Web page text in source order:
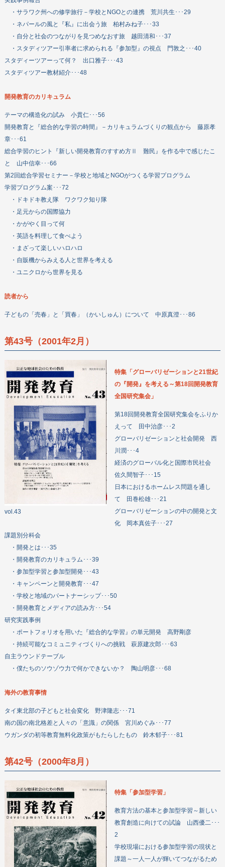
・サラワク州への修学旅行－学校とNGOとの連携 荒川共生･･･29
・ネパールの風と『私』に出会う旅 柏村みね子･･･33
・自分と社会のつながりを見つめなおす旅 越田清和･･･37
・スタディツアー引率者に求められる『参加型』の視点 門敦之･･･40
スタディーツアーって何？ 出口雅子･･･43
スタディツアー教材紹介･･･48
開発教育のカリキュラム
テーマの構造化の試み 小貫仁･･･56
開発教育と『総合的な学習の時間』－カリキュラムづくりの観点から 藤原孝
章･･･61
総合学習のヒント『新しい開発教育のすすめ方Ⅱ 難民』を作る中で感じたこ
と 山中信幸･･･66
第2回総合学習セミナー－学校と地域とNGOがつくる学習プログラム
学習プログラム案･･･72
・ドキドキ教え隊 ワクワク知り隊
・足元からの国際協力
・かがやく目って何
・英語を料理して食べよう
・まざって楽しいハロハロ
・自販機からみえる人と世界を考える
・ユニクロから世界を見る
読者から
子どもの「売春」と「買春」（かいしゅん）について 中原真澄･･･86
第43号（2001年2月）
vol.43
特集「グローバリゼーションと21世紀
の『開発』を考える～第18回開発教育
全国研究集会」
第18回開発教育全国研究集会をふりか
えって 田中治彦･･･2
グローバリゼーションと社会開発 西
川潤･･･4
経済のグローバル化と国際市民社会
佐久間智子･･･15
日本におけるホームレス問題を通し
て 田巻松雄･･･21
グローバリゼーションの中の開発と文
化 岡本真佐子･･･27
課題別分科会
・開発とは･･･35
・開発教育のカリキュラム･･･39
・参加型学習と参加型開発･･･43
・キャンペーンと開発教育･･･47
・学校と地域のパートナーシップ･･･50
・開発教育とメディアの読み方･･･54
研究実践事例
・ポートフォリオを用いた『総合的な学習』の単元開発 高野剛彦
・持続可能なコミュニティづくりへの挑戦 萩原建次郎･･･63
自主ラウンドテーブル
・僕たちのソウゾウ力で何かできないか？ 陶山明彦･･･68
海外の教育事情
タイ東北部の子どもと社会変化 野津隆志･･･71
南の国の南北格差と人々の「意識」の関係 宮川めぐみ･･･77
ウガンダの初等教育無料化政策がもたらしたもの 鈴木郁子･･･81
第42号（2000年8月）
特集「参加型学習」
教育方法の基本と参加型学習～新しい
教育創造に向けての試論 山西優二･･･
2
学校現場における参加型学習の現状と
課題～一人一人が輝いてつながるため